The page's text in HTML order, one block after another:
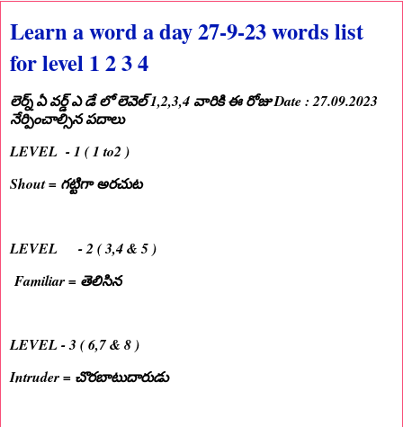
Learn a word a day 27-9-23 words list
for level 1 2 3 4
లెర్న్ ఏ వర్డ్ ఎ డే లో లెవెల్ 1,2,3,4 వారికి ఈ రోజు Date : 27.09.2023
నేర్పించాల్సిన పదాలు
LEVEL - 1 ( 1 to2 )
Shout = గట్టిగా అరచుట
LEVEL - 2 ( 3,4 & 5 )
Familiar = తెలిసిన
LEVEL - 3 ( 6,7 & 8 )
Intruder = చొరబాటుదారుడు